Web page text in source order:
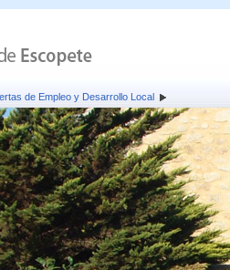
de Empleo y Desarrollo Local